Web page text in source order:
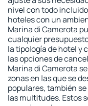
nivel con todo
hoteles con un
Marina di Camerota
cualquier
la tipología de hotel y
las opciones de
Marina di Camerota
zonas en las que se
populares, también
las multitudes. Estos